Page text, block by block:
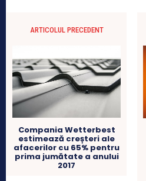
ARTICOLUL PRECEDENT
Compania Wetterbest
estimează creșteri ale
afacerilor cu 65% pentru
prima jumătate a anului
2017